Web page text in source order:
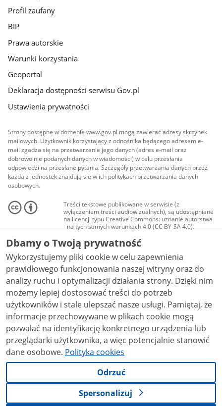
Profil zaufany
BIP
Prawa autorskie
Warunki korzystania
Geoportal
Deklaracja dostępności serwisu Gov.pl
Ustawienia prywatności
Strony dostępne w domenie www.gov.pl mogą zawierać adresy skrzynek
mailowych. Użytkownik korzystający z odnośnika będącego adresem e-
mail zgadza się na przetwarzanie jego danych (adres e-mail oraz
dobrowolnie podanych danych w wiadomości) w celu przesłania
odpowiedzi na przesłane pytania. Szczegóły przetwarzania danych przez
każdą z jednostek znajdują się w ich politykach przetwarzania danych
osobowych.
Treści tekstowe publikowane w serwisie (z
wyłączeniem treści audiowizualnych), są udostępniane
na licencji typu Creative Commons: uznanie autorstwa
- na tych samych warunkach 4.0 (CC BY-SA 4.0).
Materiały audiowizualne, w tym zdjęcia, materiały
audio i wideo, są udostępniane na licencji typu
Creative Commons: uznanie autorstwa użycie
niekomercyjne - bez utworów zależnych 4.0 (CC BY-
NC-ND 4.0), o ile nie jest to stwierdzone inaczej.
Dbamy o Twoją prywatność
Wykorzystujemy pliki cookie w celu zapewnienia
prawidłowego funkcjonowania naszej witryny oraz do
analizy ruchu i optymalizacji działania strony. Dzięki nim
możemy lepiej dostosować treści do potrzeb
użytkowników i stale ulepszać nasze usługi. Pamiętaj, że
informacje przechowywane w plikach cookie mogą
pozwalać na identyfikację konkretnego urządzenia lub
przeglądarki użytkownika, a więc potencjalnie stanowić
dane osobowe. Polityka cookies
Odrzuć
Spersonalizuj